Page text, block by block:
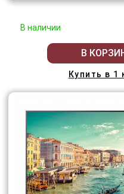
В наличии
В
Купить в 1